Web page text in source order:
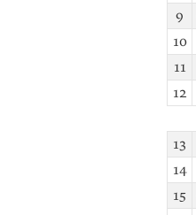
9
10
11
12
13
14
15